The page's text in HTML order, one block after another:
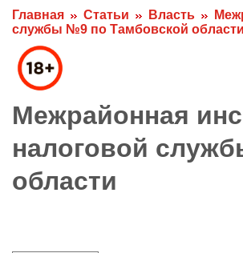
Главная Статьи Власть
службы №9 по Тамбовской области
Межрайонная
налоговой
области